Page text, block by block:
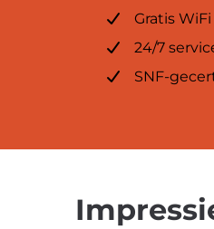
Gratis WiFi
24/7
SNF-